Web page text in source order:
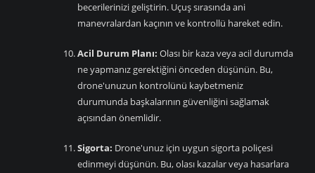
becerilerinizi geliştirin. Uçuş sırasında ani
manevralardan kaçının ve kontrollü hareket edin.
Acil Durum Planı: Olası bir kaza veya acil durumda
ne yapmanız gerektiğini önceden düşünün. Bu,
drone'unuzun kontrolünü kaybetmeniz
durumunda başkalarının güvenliğini sağlamak
açısından önemlidir.
Sigorta: Drone'unuz için uygun sigorta poliçesi
edinmeyi düşünün. Bu, olası kazalar veya hasarlara